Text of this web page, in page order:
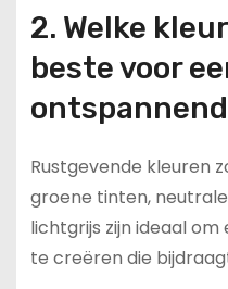
2. Welke
beste voor
Rustgevende kleuren
groene tinten,
lichtgrijs zijn ideaal
te creëren die